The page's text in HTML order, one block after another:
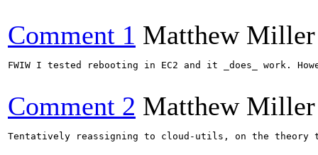
Comment 1 Matthew Miller
FWIW I tested rebooting in EC2 and it _does_ work.
Comment 2 Matthew Miller
Tentatively reassigning to cloud-utils, on the theory